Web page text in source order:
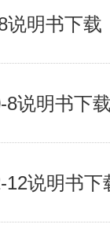
说明书下载
8说明书下载
12说明书下